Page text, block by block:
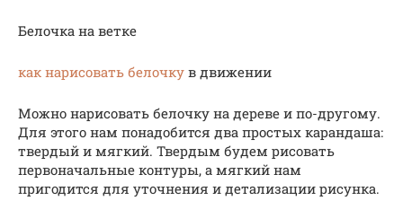
Белочка на ветке
как нарисовать белочку в движении
Можно нарисовать белочку на дереве и по-другому.
Для этого нам понадобится два простых карандаша:
твердый и мягкий. Твердым будем рисовать
первоначальные контуры, а мягкий нам
пригодится для уточнения и детализации рисунка.